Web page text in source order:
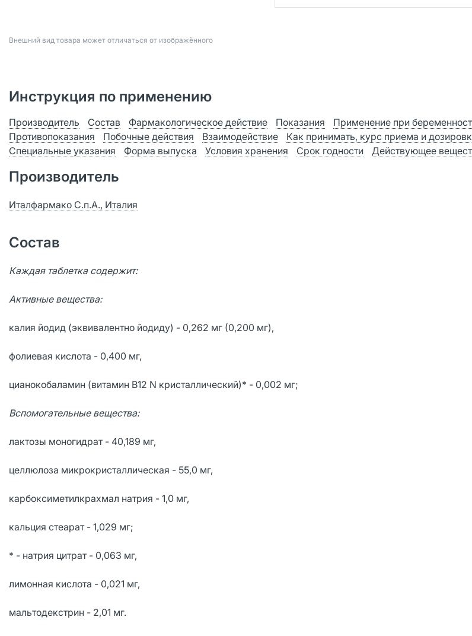
Bнешний вид товара может отличаться от изображённого
Инструкция по применению
Производитель Состав Фармакологическое действие Показания
Применение при
Противопоказания
Побочные действия Взаимодействие Как принимать, курс приема и
Специальные указания
Форма выпуска Условия хранения Срок годности Действующее
Производитель
Италфармако С.п.А., Италия
Состав
Каждая таблетка содержит:
Активные вещества:
калия йодид (эквивалентно йодиду) - 0,262 мг (0,200 мг),
фолиевая кислота - 0,400 мг,
цианокобаламин (витамин В12 N кристаллический)* - 0,002 мг;
Вспомогательные вещества:
лактозы моногидрат - 40,189 мг,
целлюлоза микрокристаллическая - 55,0 мг,
карбоксиметилкрахмал натрия - 1,0 мг,
кальция стеарат - 1,029 мг;
* - натрия цитрат - 0,063 мг,
лимонная кислота - 0,021 мг,
мальтодекстрин - 2,01 мг.